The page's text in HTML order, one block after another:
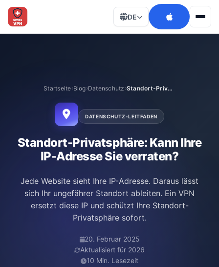
DE
Startseite Blog Datenschutz Standort-Privatsphäre
DATENSCHUTZ-LEITFADEN
Standort-Privatsphäre: Kann Ihre
IP-Adresse Sie verraten?
Jede Website sieht Ihre IP-Adresse. Daraus lässt
sich Ihr ungefährer Standort ableiten. Ein VPN
ersetzt diese IP und schützt Ihre Standort-
Privatsphäre sofort.
20. Februar 2025
Aktualisiert für 2026
10 Min. Lesezeit